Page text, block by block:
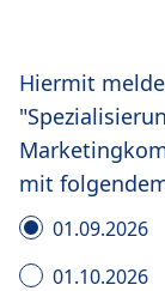
Hiermit
mit
01.09.2026
01.10.2026